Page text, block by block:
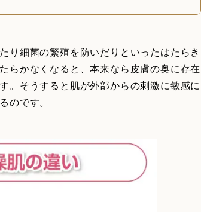
り細菌の繁殖を防いだりといったはたらき
らかなくなると、本来なら皮膚の奥に存在
。そうすると肌が外部からの刺激に敏感に
のです。